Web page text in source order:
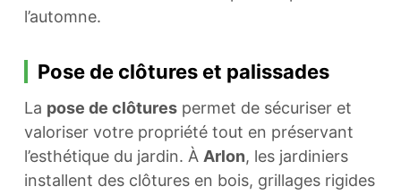
l’automne.
Pose de clôtures et palissades
La pose de clôturespermet de sécuriser et
valoriser votre propriété tout en préservant
l’esthétique du jardin. À Arlon, les jardiniers
installent des clôtures en bois, grillages rigides